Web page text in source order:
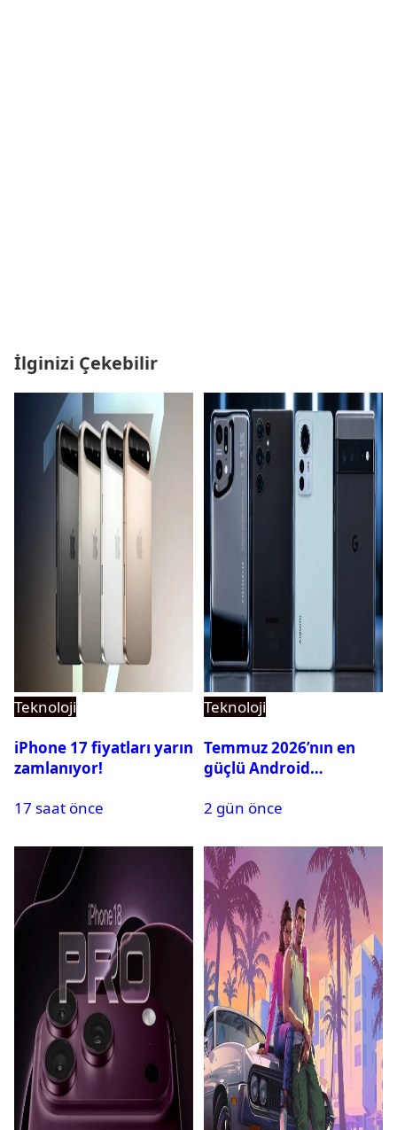
İlginizi Çekebilir
Teknoloji
iPhone 17 fiyatları yarın
zamlanıyor!
17 saat önce
Teknoloji
Temmuz 2026’nın en
güçlü Android
2 gün önce